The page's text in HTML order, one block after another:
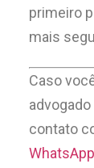
primeiro
mais
Caso
contato